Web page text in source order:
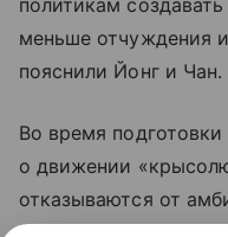
меньше отчуждения
пояснили Йонг и Чан.
Во время
о движении
отказываются от
питаются